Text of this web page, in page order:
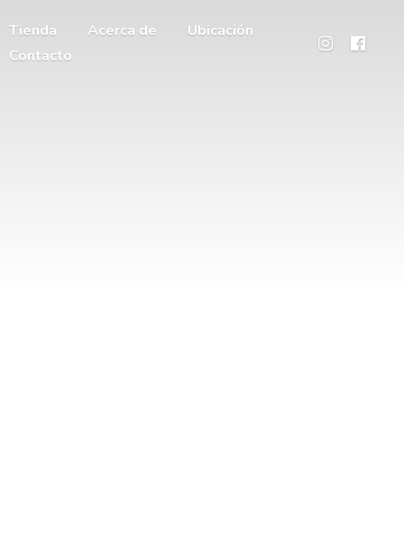
Tienda Acerca de
Ubicación
Contacto